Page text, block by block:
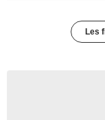
Les